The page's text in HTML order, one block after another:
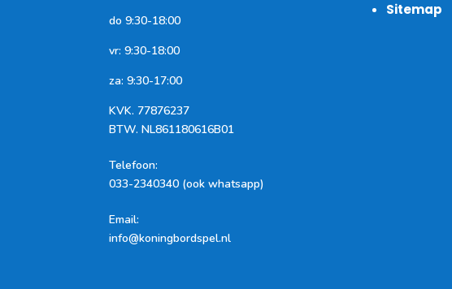
do 9:30-18:00
vr: 9:30-18:00
za: 9:30-17:00
KVK. 77876237
BTW. NL861180616B01
Telefoon:
033-2340340 (ook whatsapp)
Email:
info@koningbordspel.nl
Sitemap